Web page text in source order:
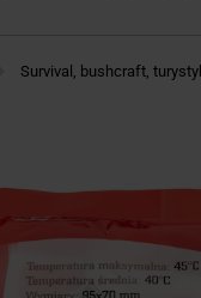
Survival, bushcraft,